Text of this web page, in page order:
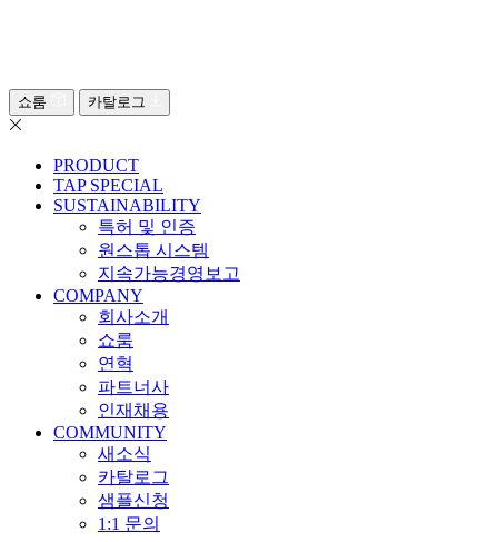
쇼룸 카탈로그
PRODUCT
TAP SPECIAL
SUSTAINABILITY
특허 및 인증
원스톱 시스템
지속가능경영보고
COMPANY
회사소개
쇼룸
연혁
파트너사
인재채용
COMMUNITY
새소식
카탈로그
샘플신청
1:1 문의